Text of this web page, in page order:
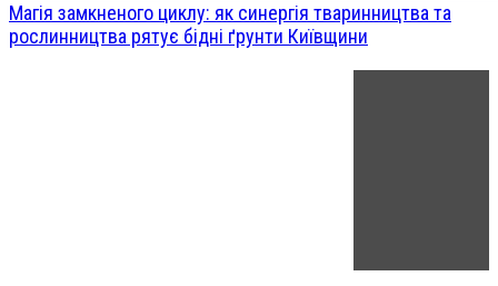
Магія замкненого циклу: як синергія тваринництва та
рослинництва рятує бідні ґрунти Київщини